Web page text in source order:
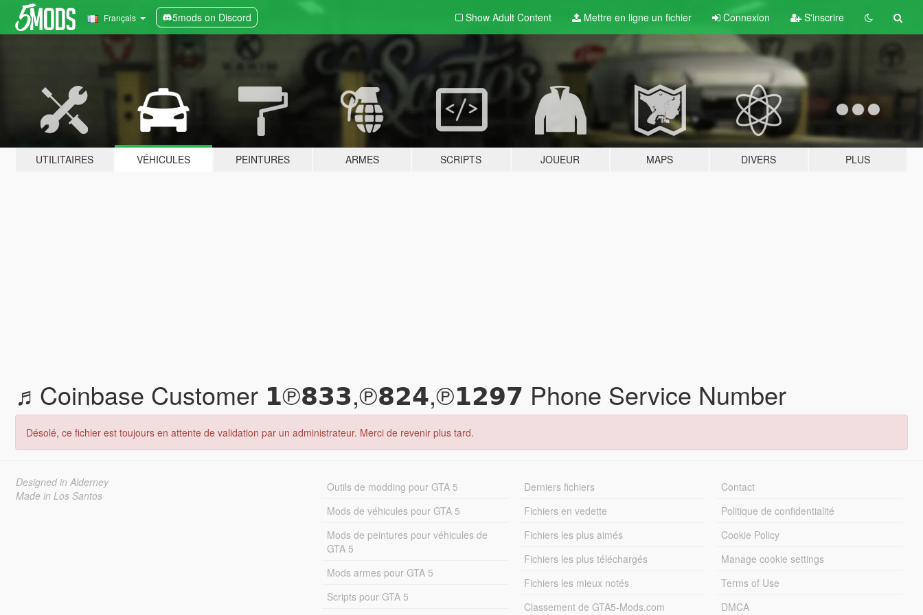
Français 5mods on Discord Show Adult Content Mettre en ligne un fichier Connexion S'inscrire
UTILITAIRES VÉHICULES PEINTURES ARMES SCRIPTS JOUEUR MAPS DIVERS PLUS
♬Coinbase Customer 𝟭℗𝟴𝟯𝟯,℗𝟴𝟮𝟰,℗𝟭𝟮𝟵𝟳 Phone Service Number
Désolé, ce fichier est toujours en attente de validation par un administrateur. Merci de revenir plus tard.
Designed in Alderney
Made in Los Santos
Outils de modding pour GTA 5
Mods de véhicules pour GTA 5
Mods de peintures pour véhicules de
GTA 5
Mods armes pour GTA 5
Scripts pour GTA 5
Derniers fichiers
Fichiers en vedette
Fichiers les plus aimés
Fichiers les plus téléchargés
Fichiers les mieux notés
Classement de GTA5-Mods.com
Contact
Politique de confidentialité
Cookie Policy
Manage cookie settings
Terms of Use
DMCA